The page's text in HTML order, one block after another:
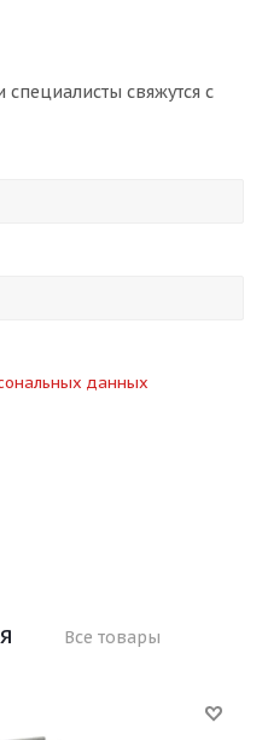
свяжутся с
данных
Все товары